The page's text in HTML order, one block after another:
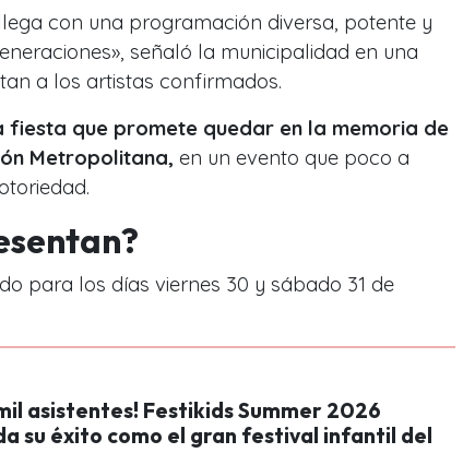
con una programación diversa, potente y
señaló la municipalidad en una
a los artistas confirmados.
fiesta que promete quedar en la memoria de
Metropolitana, en un evento que poco a
para los días viernes 30 y sábado 31 de
asistentes! Festikids Summer 2026
su éxito como el gran festival infantil del